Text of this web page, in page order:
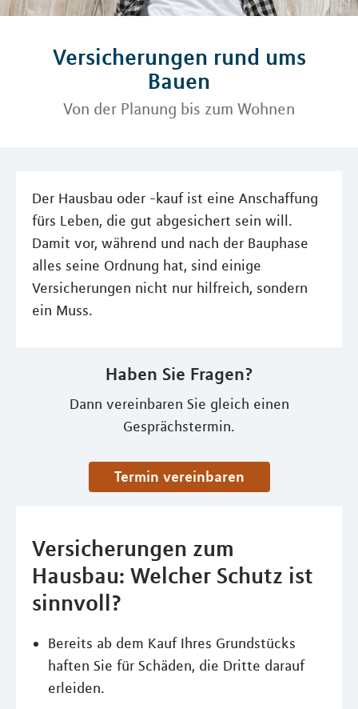
Versicherungen rund ums
Bauen
Von der Planung bis zum Wohnen
Der Hausbau oder -kauf ist eine Anschaffung
fürs Leben, die gut abgesichert sein will.
Damit vor, während und nach der Bauphase
alles seine Ordnung hat, sind einige
Versicherungen nicht nur hilfreich, sondern
ein Muss.
Haben Sie Fragen?
Dann vereinbaren Sie gleich einen
Gesprächstermin.
Termin vereinbaren
Versicherungen zum
Hausbau: Welcher Schutz ist
sinnvoll?
Bereits ab dem Kauf Ihres Grundstücks
haften Sie für Schäden, die Dritte darauf
erleiden.